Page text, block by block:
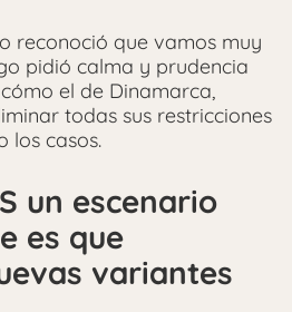
reconoció que vamos muy
pidió calma y prudencia
el de Dinamarca,
todas sus restricciones
los casos.
un escenario
es que
variantes